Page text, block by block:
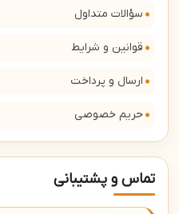
سؤالات متداول
قوانین و شرایط
ارسال و پرداخت
حریم خصوصی
تماس و پشتیبانی